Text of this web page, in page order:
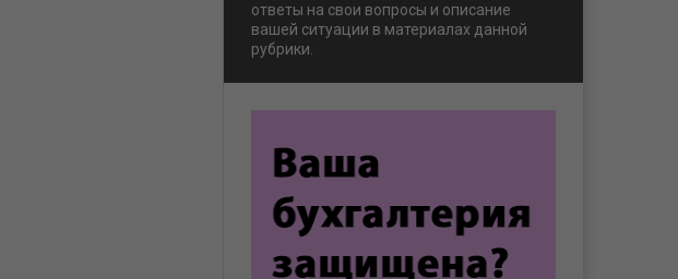
ответы на свои вопросы и описание
вашей ситуации в материалах данной
рубрики.